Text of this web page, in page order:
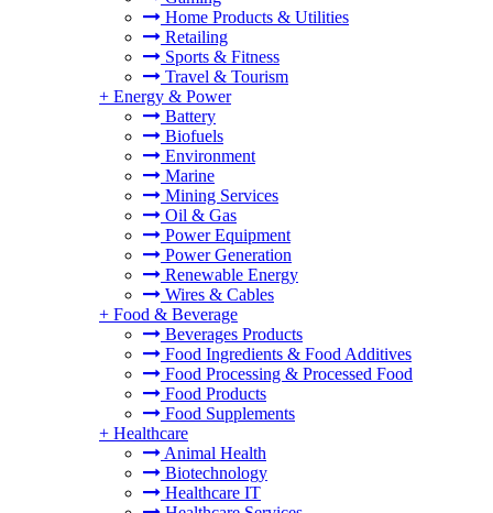
Home Products & Utilities
Retailing
Sports & Fitness
Travel & Tourism
+ Energy & Power
Battery
Biofuels
Environment
Marine
Mining Services
Oil & Gas
Power Equipment
Power Generation
Renewable Energy
Wires & Cables
+ Food & Beverage
Beverages Products
Food Ingredients & Food Additives
Food Processing & Processed Food
Food Products
Food Supplements
+ Healthcare
Animal Health
Biotechnology
Healthcare IT